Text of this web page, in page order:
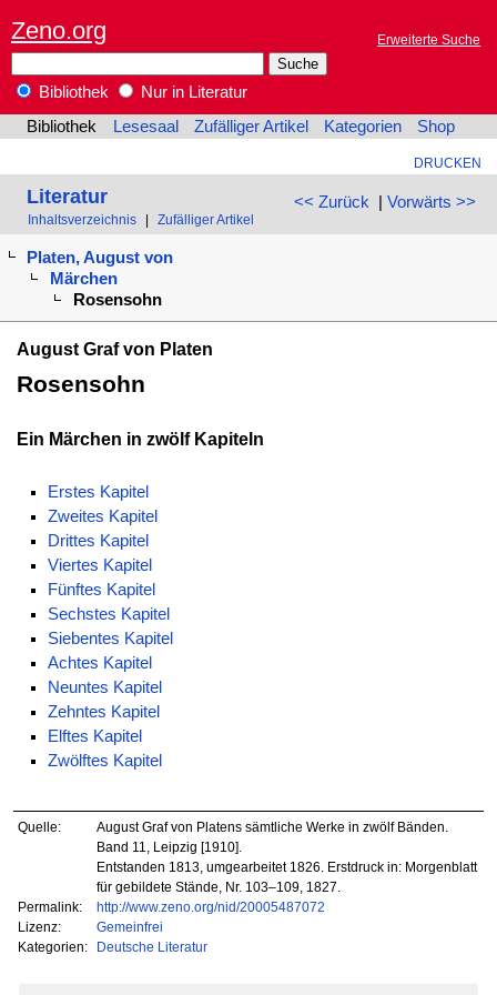
Zeno.org Erweiterte Suche
Bibliothek
Nur in Literatur
Bibliothek
Lesesaal Zufälliger Artikel Kategorien Shop
DRUCKEN
<< Zurück | Vorwärts >>
Literatur
Inhaltsverzeichnis Zufälliger Artikel
Platen, August von
Märchen
Rosensohn
August Graf von Platen
Rosensohn
Ein Märchen in zwölf Kapiteln
Erstes Kapitel
Zweites Kapitel
Drittes Kapitel
Viertes Kapitel
Fünftes Kapitel
Sechstes Kapitel
Siebentes Kapitel
Achtes Kapitel
Neuntes Kapitel
Zehntes Kapitel
Elftes Kapitel
Zwölftes Kapitel
Quelle:
August Graf von Platens sämtliche Werke in zwölf Bänden.
Band 11, Leipzig [1910].
Entstanden 1813, umgearbeitet 1826. Erstdruck in: Morgenblatt
für gebildete Stände, Nr. 103–109, 1827.
Permalink:
http://www.zeno.org/nid/20005487072
Lizenz:
Gemeinfrei
Kategorien:
Deutsche Literatur